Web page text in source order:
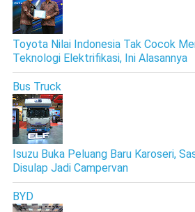
Toyota Nilai Indonesia Tak Cocok
Teknologi Elektrifikasi, Ini Alasannya
Bus Truck
Isuzu Buka Peluang Baru Karoseri,
Disulap Jadi Campervan
BYD